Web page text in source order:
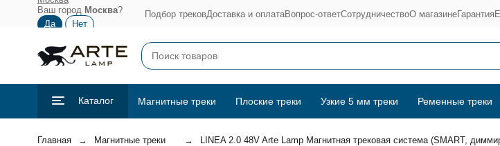
Ваш город Москва? Подбор трековДоставка и оплатаВопрос-ответСотрудничествоО магазинеГарантия
Каталог Магнитные треки Плоские треки Узкие 5 мм треки Ременные треки
Главная Магнитные треки
LINEA 2.0 48V Arte Lamp Магнитная трековая система (SMART,